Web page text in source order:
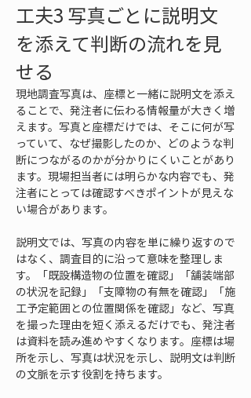
工夫3 写真ごとに説明文
を添えて判断の流れを見
せる
現地調査写真は、座標と一緒に説明文を添え
ることで、発注者に伝わる情報量が大きく増
えます。写真と座標だけでは、そこに何が写
っていて、なぜ撮影したのか、どのような判
断につながるのかが分かりにくいことがあり
ます。現場担当者には明らかな内容でも、発
注者にとっては確認すべきポイントが見えな
い場合があります。
説明文では、写真の内容を単に繰り返すので
はなく、調査目的に沿って意味を整理しま
す。「既設構造物の位置を確認」「舗装端部
の状況を記録」「支障物の有無を確認」「施
工予定範囲との位置関係を確認」など、写真
を撮った理由を短く添えるだけでも、発注者
は資料を読み進めやすくなります。座標は場
所を示し、写真は状況を示し、説明文は判断
の文脈を示す役割を持ちます。